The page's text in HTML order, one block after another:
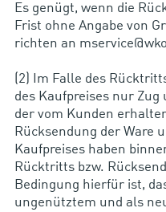
Es genügt, wenn die
Frist ohne Angabe von
richten an
(2) Im Falle des
des Kaufpreises nur
der vom Kunden
Rücksendung der Ware
Kaufpreises haben
Rücktritts bzw.
Bedingung hierfür ist,
ungenütztem und als